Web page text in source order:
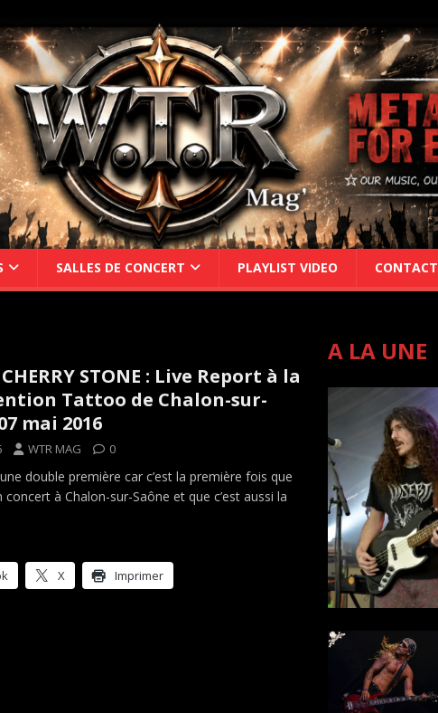
SALLES DE CONCERT PLAYLIST VIDEO CONTACT
STONE : Live Report à la
Tattoo de Chalon-sur-
mai 2016
WTR MAG 0
double première car c’est la première fois que
concert à Chalon-sur-Saône et que c’est aussi la
X Imprimer
A LA UNE